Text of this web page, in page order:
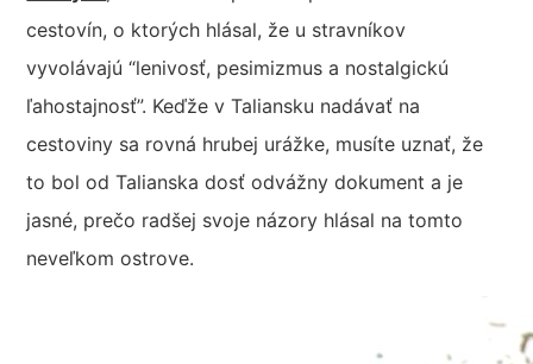
cestovín, o ktorých hlásal, že u stravníkov
vyvolávajú “lenivosť, pesimizmus a nostalgickú
ľahostajnosť”. Keďže v Taliansku nadávať na
cestoviny sa rovná hrubej urážke, musíte uznať, že
to bol od Talianska dosť odvážny dokument a je
jasné, prečo radšej svoje názory hlásal na tomto
neveľkom ostrove.